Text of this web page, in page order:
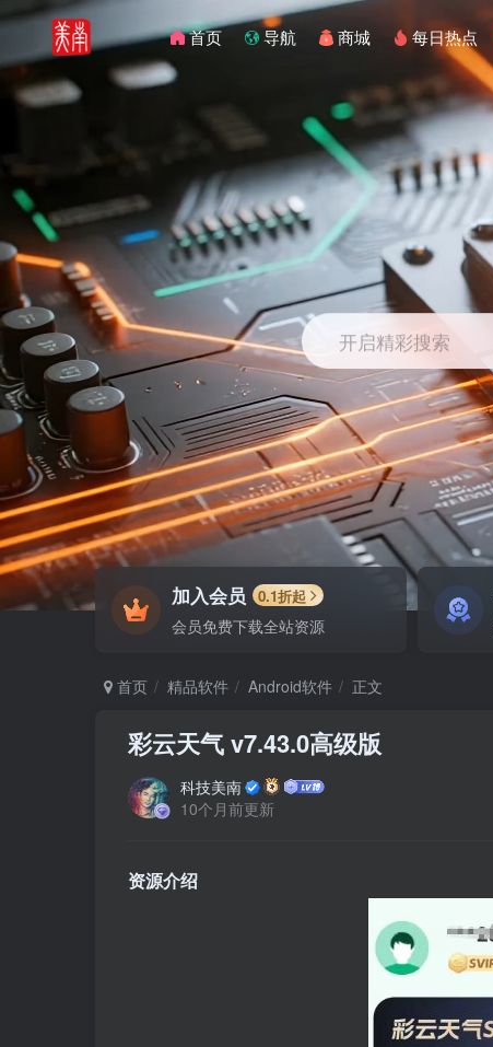
首页 导航 商城 每日热点
开启精彩搜索
加入会员 0.1折起
会员免费下载全站资源
首页 精品软件 Android软件 正文
彩云天气 v7.43.0高级版
科技美南
10个月前更新
资源介绍